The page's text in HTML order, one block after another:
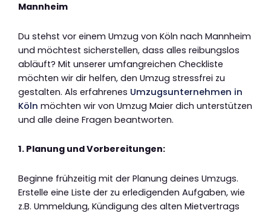
Mannheim
Du stehst vor einem Umzug von Köln nach Mannheim
und möchtest sicherstellen, dass alles reibungslos
abläuft? Mit unserer umfangreichen Checkliste
möchten wir dir helfen, den Umzug stressfrei zu
gestalten. Als erfahrenes Umzugsunternehmen in
Köln möchten wir von Umzug Maier dich unterstützen
und alle deine Fragen beantworten.
1. Planung und Vorbereitungen:
Beginne frühzeitig mit der Planung deines Umzugs.
Erstelle eine Liste der zu erledigenden Aufgaben, wie
z.B. Ummeldung, Kündigung des alten Mietvertrags